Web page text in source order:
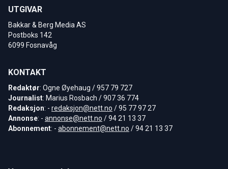
UTGIVAR
Bakkar & Berg Media AS
Postboks 142
6099 Fosnavåg
KONTAKT
Redaktør: Ogne Øyehaug / 957 79 727
Journalist: Marius Rosbach / 907 36 774
Redaksjon: - redaksjon@nett.no / 95 77 97 27
Annonse: - annonse@nett.no / 94 21 13 37
Abonnement: - abonnement@nett.no / 94 21 13 37